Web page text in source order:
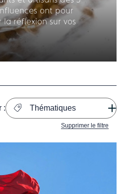
ont pour
réflexion sur vos
: Thématiques
Supprimer le filtre